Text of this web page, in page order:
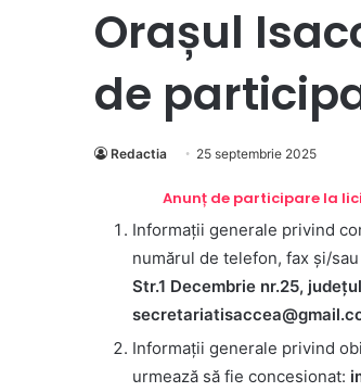
Orașul
de
Redactia 25 septembrie 2025
Anunț de participare la
Informații generale privind
numărul de telefon, fax şi/
Str.1 Decembrie nr.25,
Informații generale privind
urmează să fie concesionat: